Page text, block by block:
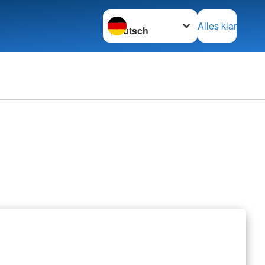
Sprache wechseln zu
Alles klar